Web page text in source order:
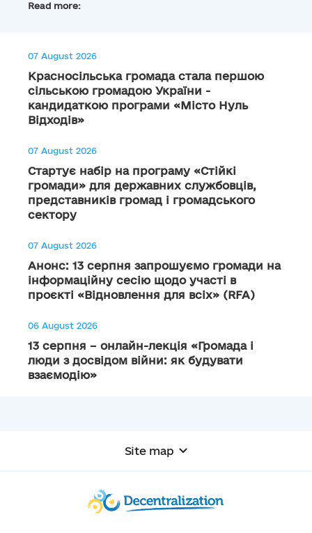
Read more:
07 August 2026
Красносільська громада стала першою
сільською громадою України -
кандидаткою програми «Місто Нуль
Відходів»
07 August 2026
Стартує набір на програму «Стійкі
громади» для державних службовців,
представників громад і громадського
сектору
07 August 2026
Анонс: 13 серпня запрошуємо громади на
інформаційну сесію щодо участі в
проєкті «Відновлення для всіх» (RFA)
06 August 2026
13 серпня – онлайн-лекція «Громада і
люди з досвідом війни: як будувати
взаємодію»
Site map